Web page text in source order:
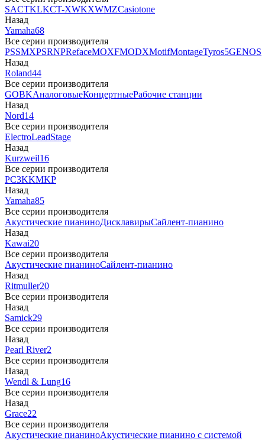
SACTKLKCT-XWKXWMZCasiotone
Назад
Yamaha68
Все серии производителя
PSSMXPSRNPRefaceMOXFMODXMotifMontageTyros5GENOS
Назад
Roland44
Все серии производителя
GOBKАналоговыеКонцертныеРабочие станции
Назад
Nord14
Все серии производителя
ElectroLeadStage
Назад
Kurzweil16
Все серии производителя
PC3KKMKP
Назад
Yamaha85
Все серии производителя
Акустические пианиноДисклавирыСайлент-пианино
Назад
Kawai20
Все серии производителя
Акустические пианиноСайлент-пианино
Назад
Ritmuller20
Все серии производителя
Назад
Samick29
Все серии производителя
Назад
Pearl River2
Все серии производителя
Назад
Wendl & Lung16
Все серии производителя
Назад
Grace22
Все серии производителя
Акустические пианиноАкустические пианино с системой